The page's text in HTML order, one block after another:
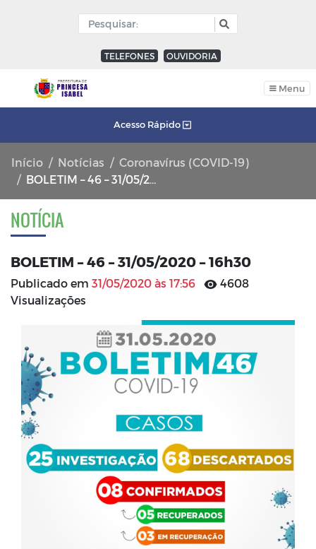
TELEFONES OUVIDORIA
Menu
Acesso Rápido
Início Notícias
Coronavírus (COVID-19)
BOLETIM – 46 – 31/05/2020 – 16h30
NOTÍCIA
BOLETIM – 46 – 31/05/2020 – 16h30
Publicado em 31/05/2020 às 17:56
4608
Visualizações